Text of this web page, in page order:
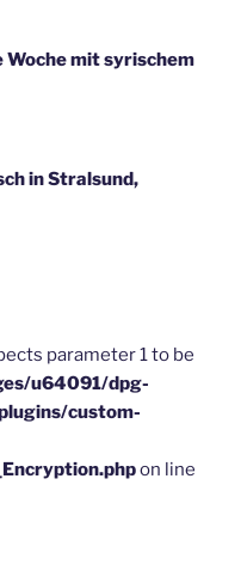
mit syrischem
in Stralsund,
parameter 1 to be
u64091/dpg-
custom-
on line